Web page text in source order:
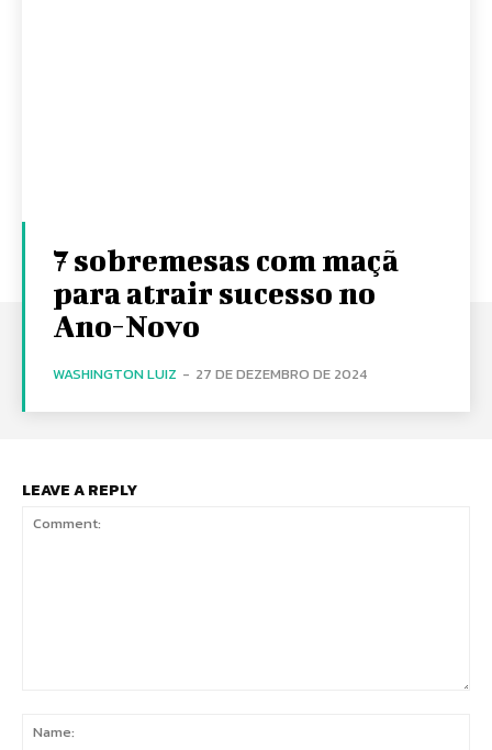
7 sobremesas com maçã
para atrair sucesso no
Ano-Novo
WASHINGTON LUIZ - 27 DE DEZEMBRO DE 2024
LEAVE A REPLY